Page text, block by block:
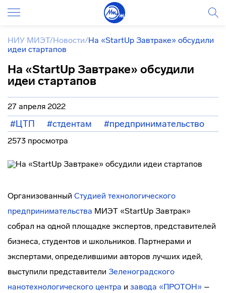
НИУ МИЭТ/Новости/На «StartUp Завтраке» обсудили
идеи стартапов
На «StartUp Завтраке» обсудили
идеи стартапов
27 апреля 2022
#ЦТП #стдентам #предпринимательство
2573 просмотра
Организованный Студией технологического
предпринимательства МИЭТ «StartUp Завтрак»
собрал на одной площадке экспертов, представителей
бизнеса, студентов и школьников. Партнерами и
экспертами, определившими авторов лучших идей,
выступили представители Зеленоградского
нанотехнологического центра и завода «ПРОТОН» –